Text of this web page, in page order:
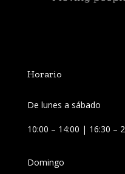
Horario
De lunes a sábado
10:00 – 14:00 | 16:30 –
Domingo